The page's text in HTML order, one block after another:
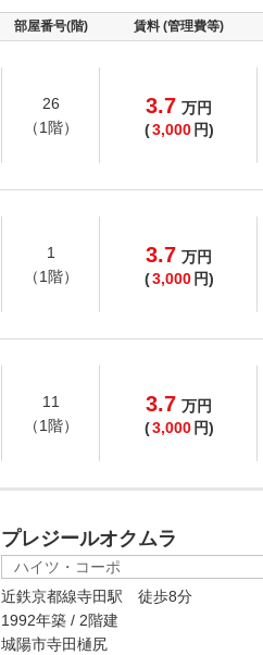
部屋番号(階) 賃料 (管理費等)
26
（1階）
3.7 万円
(3,000 円)
1
（1階）
3.7 万円
(3,000 円)
11
（1階）
3.7 万円
(3,000 円)
プレジールオクムラ
ハイツ・コーポ
近鉄京都線寺田駅 徒歩8分
1992年築 / 2階建
城陽市寺田樋尻